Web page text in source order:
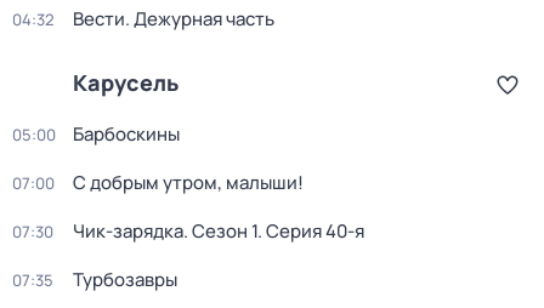
04:32 Вести. Дежурная часть
Карусель
05:00 Барбоскины
07:00 С добрым утром, малыши!
07:30 Чик-зарядка. Сезон 1. Серия 40-я
07:35 Турбозавры